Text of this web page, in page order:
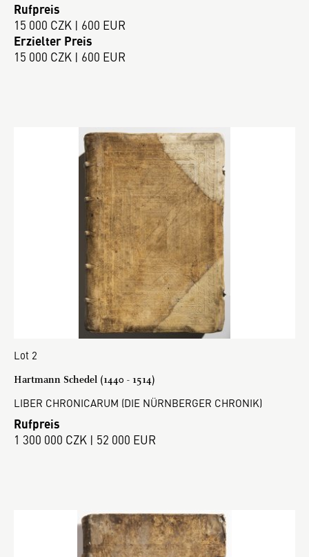
Rufpreis
15 000 CZK | 600 EUR
Erzielter Preis
15 000 CZK | 600 EUR
Lot 2
Hartmann Schedel (1440 - 1514)
LIBER CHRONICARUM (DIE NÜRNBERGER CHRONIK)
Rufpreis
1 300 000 CZK | 52 000 EUR